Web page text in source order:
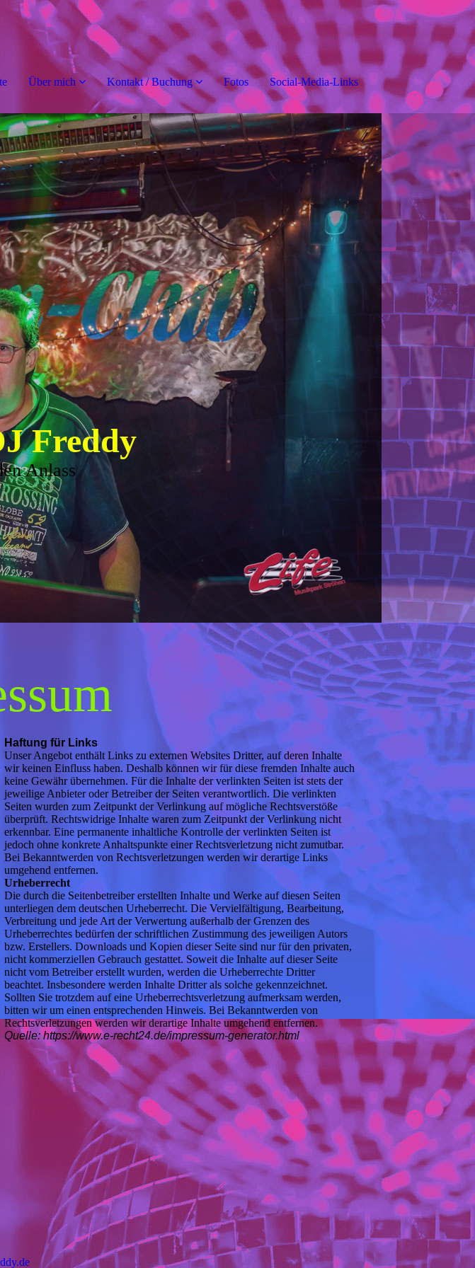
Über mich Kontakt / Buchung Fotos Social-Media-Links
Freddy
Anlass
Haftung für Links
Unser Angebot enthält Links zu externen Websites Dritter, auf deren Inhalte
wir keinen Einfluss haben. Deshalb können wir für diese fremden Inhalte auch
keine Gewähr übernehmen. Für die Inhalte der verlinkten Seiten ist stets der
jeweilige Anbieter oder Betreiber der Seiten verantwortlich. Die verlinkten
Seiten wurden zum Zeitpunkt der Verlinkung auf mögliche Rechtsverstöße
überprüft. Rechtswidrige Inhalte waren zum Zeitpunkt der Verlinkung nicht
erkennbar. Eine permanente inhaltliche Kontrolle der verlinkten Seiten ist
jedoch ohne konkrete Anhaltspunkte einer Rechtsverletzung nicht zumutbar.
Bei Bekanntwerden von Rechtsverletzungen werden wir derartige Links
umgehend entfernen.
Urheberrecht
Die durch die Seitenbetreiber erstellten Inhalte und Werke auf diesen Seiten
unterliegen dem deutschen Urheberrecht. Die Vervielfältigung, Bearbeitung,
Verbreitung und jede Art der Verwertung außerhalb der Grenzen des
Urheberrechtes bedürfen der schriftlichen Zustimmung des jeweiligen Autors
bzw. Erstellers. Downloads und Kopien dieser Seite sind nur für den privaten,
nicht kommerziellen Gebrauch gestattet. Soweit die Inhalte auf dieser Seite
nicht vom Betreiber erstellt wurden, werden die Urheberrechte Dritter
beachtet. Insbesondere werden Inhalte Dritter als solche gekennzeichnet.
Sollten Sie trotzdem auf eine Urheberrechtsverletzung aufmerksam werden,
bitten wir um einen entsprechenden Hinweis. Bei Bekanntwerden von
Rechtsverletzungen werden wir derartige Inhalte umgehend entfernen.
Quelle: https://www.e-recht24.de/impressum-generator.html